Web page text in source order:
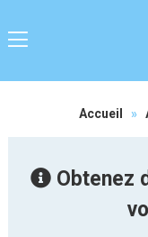
Accueil »
Obtenez